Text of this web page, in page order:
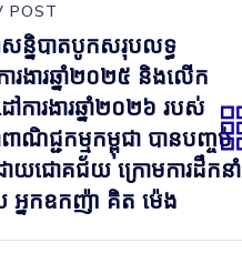
POST
ន្និបាតបូកសរុបលទ្ធ
រងារឆ្នាំ២០២៥ និងលើក
ការងារឆ្នាំ២០២៦ របស់
ាណិជ្ជកម្មកម្ពុជា បានបញ្ចប់
យជោគជ័យ ក្រោមការដឹកនាំ
នកឧកញ៉ា គិត ម៉េង